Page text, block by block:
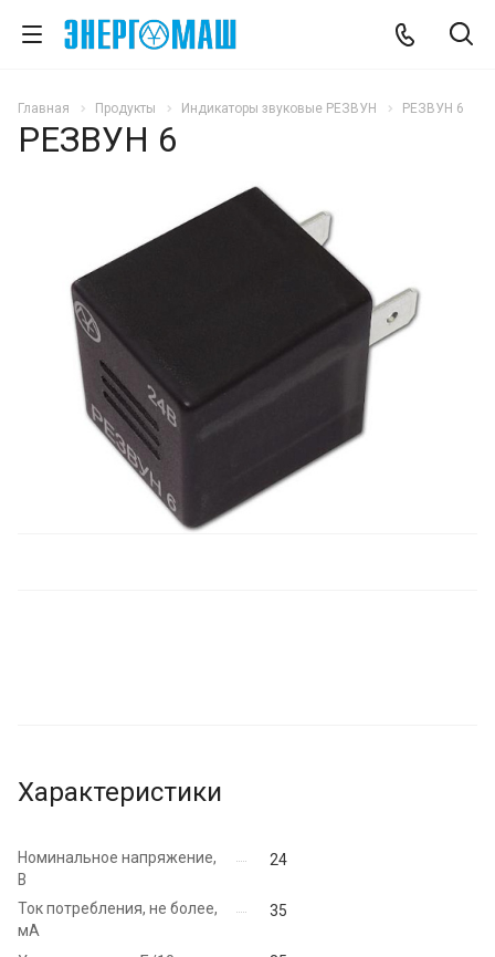
Главная Продукты Индикаторы звуковые РЕЗВУН РЕЗВУН 6
РЕЗВУН 6
Характеристики
Номинальное напряжение,
В
24
Ток потребления, не более,
мА
35